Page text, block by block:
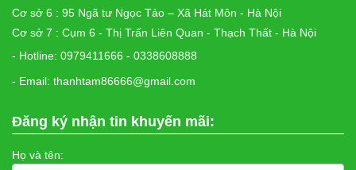
Cơ sở 6 : 95 Ngã tư Ngọc Tảo – Xã Hát Môn - Hà Nội
Cơ sở 7 : Cụm 6 - Thị Trấn Liên Quan - Thạch Thất - Hà Nội
- Hotline: 0979411666 - 0338608888
- Email: thanhtam86666@gmail.com
Đăng ký nhận tin khuyến mãi:
Họ và tên: